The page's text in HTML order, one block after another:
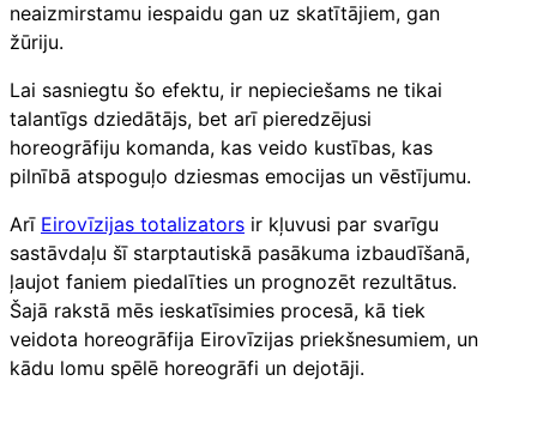
neaizmirstamu iespaidu gan uz skatītājiem, gan
žūriju.
Lai sasniegtu šo efektu, ir nepieciešams ne tikai
talantīgs dziedātājs, bet arī pieredzējusi
horeogrāfiju komanda, kas veido kustības, kas
pilnībā atspoguļo dziesmas emocijas un vēstījumu.
Arī Eirovīzijas totalizators ir kļuvusi par svarīgu
sastāvdaļu šī starptautiskā pasākuma izbaudīšanā,
ļaujot faniem piedalīties un prognozēt rezultātus.
Šajā rakstā mēs ieskatīsimies procesā, kā tiek
veidota horeogrāfija Eirovīzijas priekšnesumiem, un
kādu lomu spēlē horeogrāfi un dejotāji.